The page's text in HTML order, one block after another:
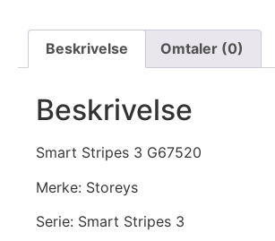
Beskrivelse Omtaler (0)
Beskrivelse
Smart Stripes 3 G67520
Merke: Storeys
Serie: Smart Stripes 3